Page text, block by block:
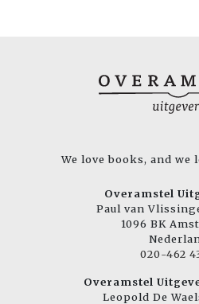
We love books, and
Overamstel
Paul van
1096 BK
020-462
Overamstel
Leopold De